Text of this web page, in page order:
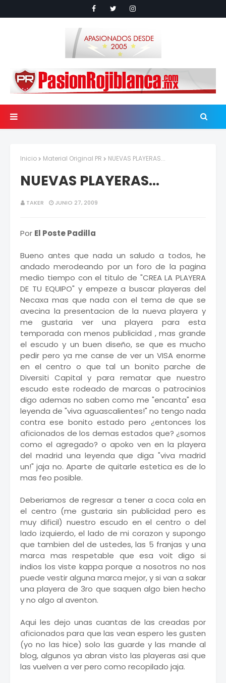
Inicio Material Original PR NUEVAS PLAYERAS...
NUEVAS PLAYERAS...
TAKER JUNIO 27, 2009
Por El Poste Padilla
Bueno antes que nada un saludo a todos, he
andado merodeando por un foro de la pagina
medio tiempo con el titulo de "CREA LA PLAYERA
DE TU EQUIPO" y empeze a buscar playeras del
Necaxa mas que nada con el tema de que se
avecina la presentacion de la nueva playera y
me gustaria ver una playera para esta
temporada con menos publicidad , mas grande
el escudo y un buen diseño, se que es mucho
pedir pero ya me canse de ver un VISA enorme
en el centro o que tal un bonito parche de
Diversiti Capital y para rematar que nuestro
escudo este rodeado de marcas o patrocinios
digo ademas no saben como me "encanta" esa
leyenda de "viva aguascalientes!" no tengo nada
contra ese bonito estado pero ¿entonces los
aficionados de los demas estados que? ¿somos
como el agregado? o apoko ven en la playera
del madrid una leyenda que diga "viva madrid
un!" jaja no. Aparte de quitarle estetica es de lo
mas feo posible.
Deberiamos de regresar a tener a coca cola en
el centro (me gustaria sin publicidad pero es
muy dificil) nuestro escudo en el centro o del
lado izquierdo, el lado de mi corazon y supongo
que tambien del de ustedes, las 5 franjas y una
marca mas respetable que esa voit digo si
indios los viste kappa porque a nosotros no nos
puede vestir alguna marca mejor, y si van a sakar
una playera de 3ro que saquen algo bien hecho
y no algo al aventon.
Aqui les dejo unas cuantas de las creadas por
aficionados para que las vean espero les gusten
(yo no las hice) solo las guarde y las mande al
blog, algunos ya abran visto las playeras asi que
las vuelven a ver pero como recopilado jaja.